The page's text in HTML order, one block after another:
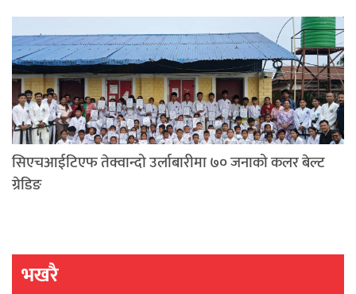
सिएचआईटिएफ तेक्वान्दो उर्लाबारीमा ७० जनाको कलर बेल्ट
ग्रेडिङ
भखरै